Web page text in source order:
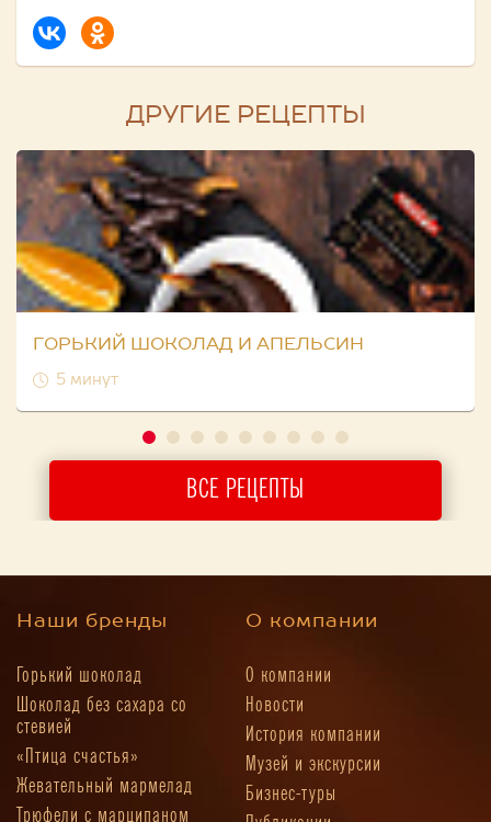
ДРУГИЕ РЕЦЕПТЫ
ГОРЬКИЙ ШОКОЛАД И АПЕЛЬСИН
5 минут
ВСЕ РЕЦЕПТЫ
Наши бренды
Горький шоколад
Шоколад без сахара со
стевией
«Птица счастья»
Жевательный мармелад
Трюфели с марципаном
О компании
О компании
Новости
История компании
Музей и экскурсии
Бизнес-туры